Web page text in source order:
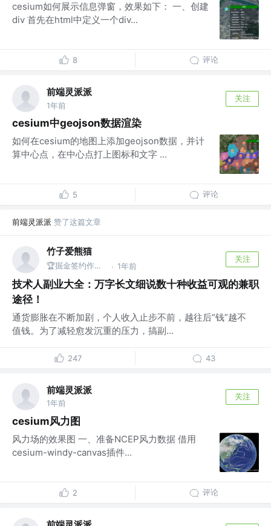
cesium如何展示信息弹窗，效果如下： 一、创建
div 首先在html中定义一个div...
8 评论
前端灵派派
1年前
关注
cesium中geojson数据渲染
如何在cesium的地图上添加geojson数据，并计
算中心点，在中心点打上图标和文字 ...
5 评论
前端灵派派 赞了这篇文章
竹子爱熊猫
🏆掘金签约作者 @同名公众号：竹子爱熊猫 · 1年前
关注
技术人副业大全：万字长文细说数十种收益可观的兼职
途径！
通货膨胀在不断加剧，个人收入止步不前，越往后“钱”越不
值钱。为了减轻愈发沉重的压力，搞副...
247 43
前端灵派派
1年前
关注
cesium风力图
风力场的效果图 一、准备NCEP风力数据 借用
cesium-windy-canvas插件...
2 评论